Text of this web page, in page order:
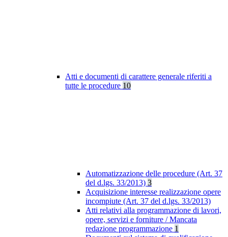
Atti e documenti di carattere generale riferiti a
tutte le procedure 10
Automatizzazione delle procedure (Art. 37
del d.lgs. 33/2013) 3
Acquisizione interesse realizzazione opere
incompiute (Art. 37 del d.lgs. 33/2013)
Atti relativi alla programmazione di lavori,
opere, servizi e forniture / Mancata
redazione programmazione 1